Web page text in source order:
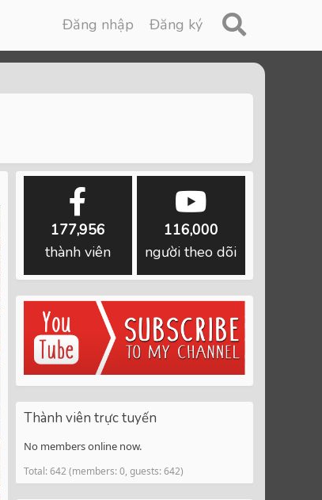
Đăng nhập Đăng ký
177,956
thành viên
116,000
người theo dõi
Thành viên trực tuyến
No members online now.
Total: 642 (members: 0, guests: 642)